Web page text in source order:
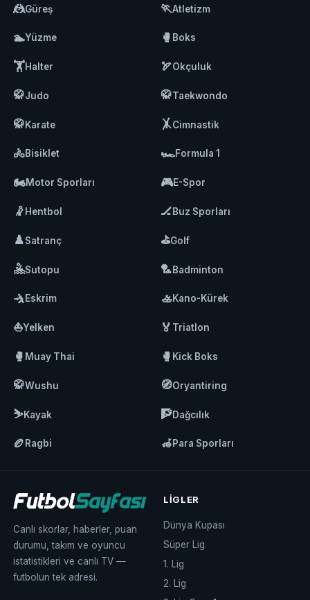
🤼Güreş 🏃Atletizm
🏊Yüzme 🥊 Boks
🏋️Halter 🏹Okçuluk
🥋Judo 🥋Taekwondo
🥋Karate 🤸Cimnastik
🚴Bisiklet 🏎️Formula 1
🏍️Motor Sporları 🎮E-Spor
🤾 Hentbol 🏒Buz Sporları
♟️Satranç ⛳Golf
🤽Sutopu 🏸Badminton
🤺Eskrim 🚣Kano-Kürek
⛵Yelken 🏅 Triatlon
🥊 Muay Thai 🥊 Kick Boks
🥋Wushu 🧭Oryantiring
⛷️Kayak 🧗Dağcılık
🏉 Ragbi 🦽Para Sporları
Canlı skorlar, haberler, puan
durumu, takım ve oyuncu
istatistikleri ve canlı TV —
futbolun tek adresi.
LIGLER
Dünya Kupası
Süper Lig
1. Lig
2. Lig